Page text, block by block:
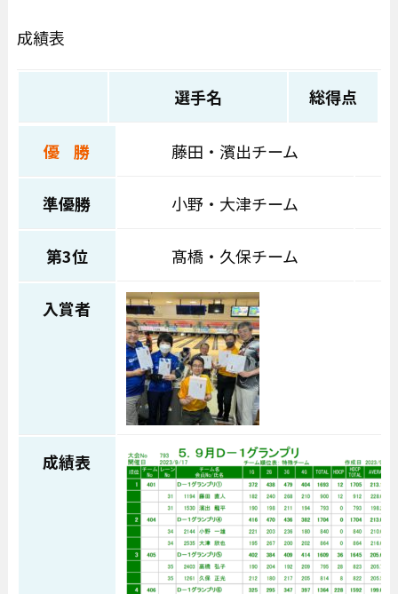
成績表
選手名 総得点
優 勝 藤田・濱出チーム
準優勝 小野・大津チーム
第3位 髙橋・久保チーム
入賞者
成績表